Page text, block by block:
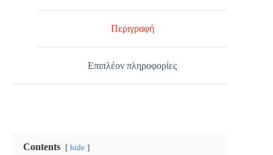
Περιγραφή
Επιπλέον πληροφορίες
Contents hide